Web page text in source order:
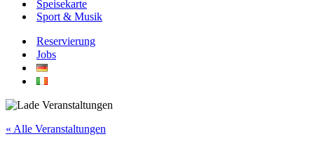
Speisekarte
Sport & Musik
Reservierung
Jobs
« Alle Veranstaltungen